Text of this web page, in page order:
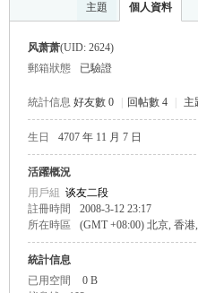
主題 個人資料
风萧萧(UID: 2624)
郵箱狀態
已驗證
統計信息 好友數 0 回帖數 4 主
生日 4707 年 11 月 7 日
活躍概況
用戶組 谈友二段
註冊時間
2008-3-12 23:17
所在時區
(GMT +08:00) 北京, 香
統計信息
已用空間
0 B